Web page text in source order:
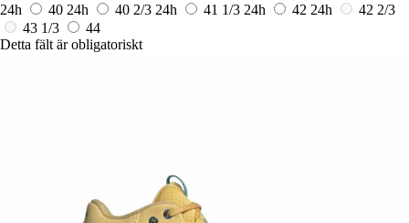
24h
40 24h 40 2/3 24h 41 1/3 24h 42 24h
42 2/3
43 1/3
44
Detta fält är obligatoriskt